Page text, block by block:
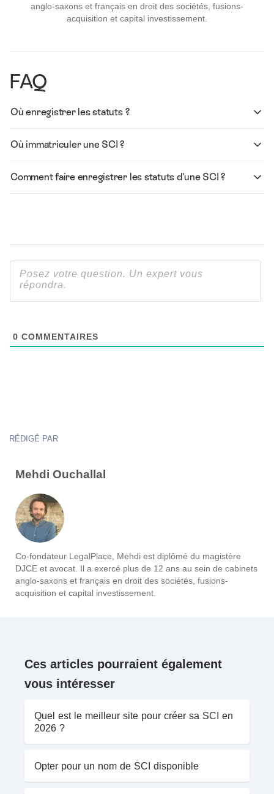
anglo-saxons et français en droit des sociétés, fusions-
acquisition et capital investissement.
FAQ
Où enregistrer les statuts ?
Où immatriculer une SCI ?
Comment faire enregistrer les statuts d'une SCI ?
0 COMMENTAIRES
RÉDIGÉ PAR
Mehdi Ouchallal
Co-fondateur LegalPlace, Mehdi est diplômé du magistère
DJCE et avocat. Il a exercé plus de 12 ans au sein de cabinets
anglo-saxons et français en droit des sociétés, fusions-
acquisition et capital investissement.
Ces articles pourraient également
vous intéresser
Quel est le meilleur site pour créer sa SCI en
2026 ?
Opter pour un nom de SCI disponible